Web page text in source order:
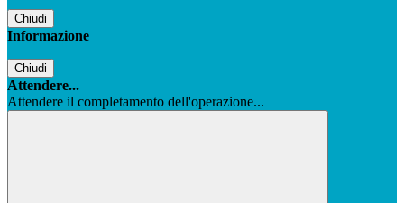
Chiudi
Informazione
Chiudi
Attendere...
Attendere il completamento dell'operazione...